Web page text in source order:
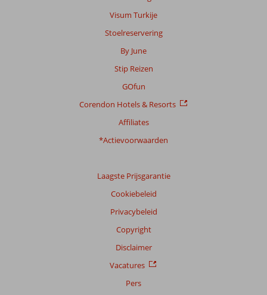
Visum Turkije
Stoelreservering
By June
Stip Reizen
GOfun
Corendon Hotels & Resorts
Affiliates
*Actievoorwaarden
Laagste Prijsgarantie
Cookiebeleid
Privacybeleid
Copyright
Disclaimer
Vacatures
Pers